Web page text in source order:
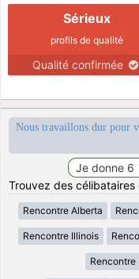
Sérieux
profils de qualité
Qualité confirmée
Nous travaillons dur pour
Trouvez des
Rencontre Alberta
Rencontre Illinois